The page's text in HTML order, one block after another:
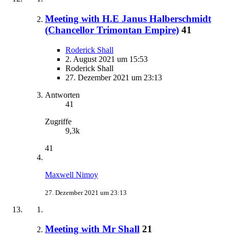
Meeting with H.E Janus Halberschmidt
(Chancellor Trimontan Empire) 41
Roderick Shall
2. August 2021 um 15:53
Roderick Shall
27. Dezember 2021 um 23:13
Antworten
41
Zugriffe
9,3k
41
Maxwell Nimoy
27. Dezember 2021 um 23:13
Meeting with Mr Shall 21